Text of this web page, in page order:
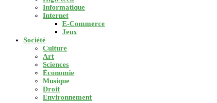
Informatique
Internet
E-Commerce
Jeux
Société
Culture
Art
Sciences
Économie
Musique
Droit
Environnement